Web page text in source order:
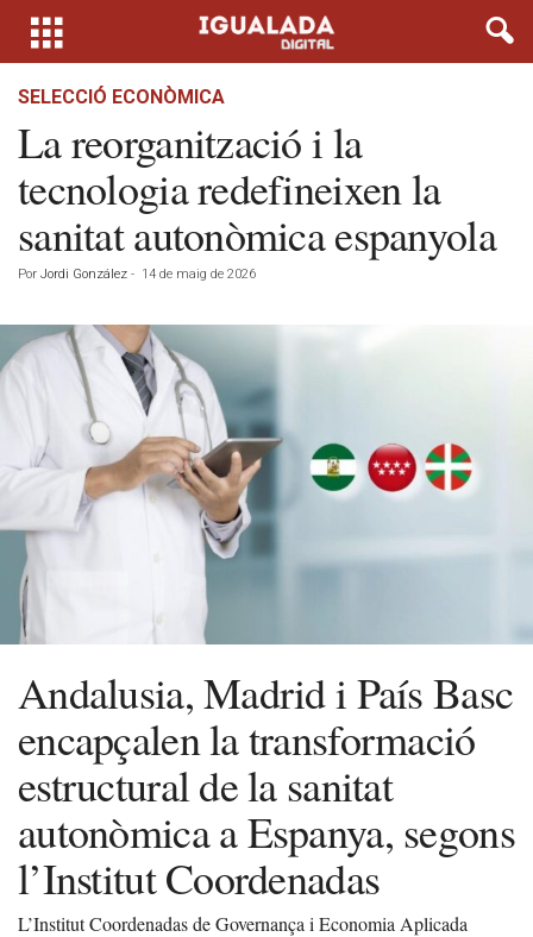
SELECCIÓ ECONÒMICA
La reorganització i la
tecnologia redefineixen la
sanitat autonòmica espanyola
Por Jordi González - 14 de maig de 2026
Andalusia, Madrid i País Basc
encapçalen la transformació
estructural de la sanitat
autonòmica a Espanya, segons
l’Institut Coordenadas
L’Institut Coordenadas de Governança i Economia Aplicada